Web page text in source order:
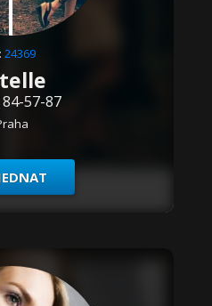
24369
57-87